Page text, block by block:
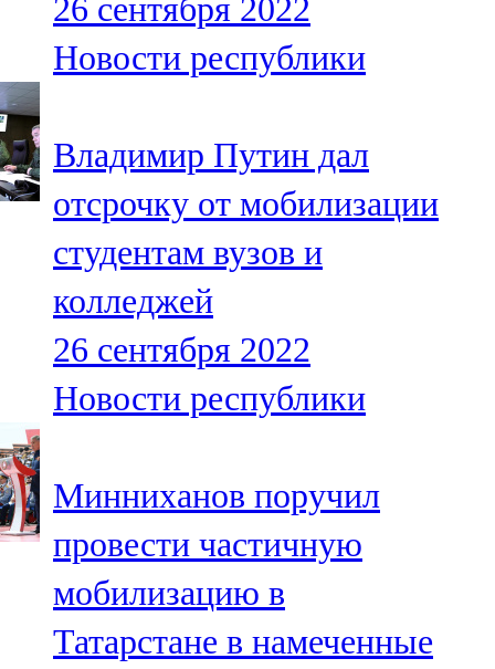
26 сентября 2022
Новости республики
Владимир Путин дал
отсрочку от мобилизации
студентам вузов и
колледжей
26 сентября 2022
Новости республики
Минниханов поручил
провести частичную
мобилизацию в
Татарстане в намеченные